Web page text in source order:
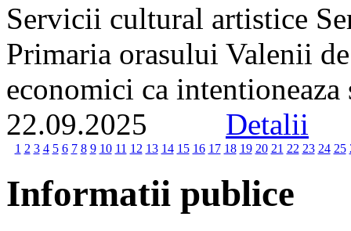
Servicii cultural artistice
Primaria orasului Valenii
economici ca
22.09.2025 Detalii
1 2 3 4 5 6 7 8 9 10 11 12 13 14 15 16 17 18 19 20 21 22 23 24 25
Informatii publice